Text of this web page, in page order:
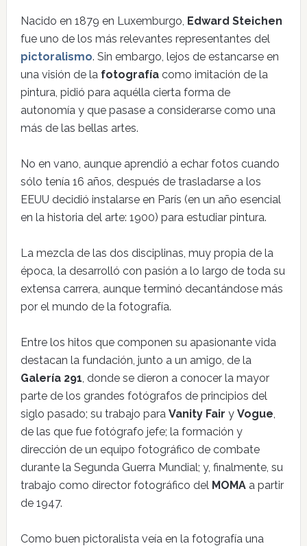
Nacido en 1879 en Luxemburgo, Edward Steichen
fue uno de los más relevantes representantes del
pictoralismo. Sin embargo, lejos de estancarse en
una visión de la fotografíacomo imitación de la
pintura, pidió para aquélla cierta forma de
autonomía y que pasase a considerarse como una
más de las bellas artes.
No en vano, aunque aprendió a echar fotos cuando
sólo tenía 16 años, después de trasladarse a los
EEUU decidió instalarse en París (en un año esencial
en la historia del arte: 1900) para estudiar pintura.
La mezcla de las dos disciplinas, muy propia de la
época, la desarrolló con pasión a lo largo de toda su
extensa carrera, aunque terminó decantándose más
por el mundo de la fotografía.
Entre los hitos que componen su apasionante vida
destacan la fundación, junto a un amigo, de la
Galería 291, donde se dieron a conocer la mayor
parte de los grandes fotógrafos de principios del
siglo pasado; su trabajo para Vanity Fair y Vogue,
de las que fue fotógrafo jefe; la formación y
dirección de un equipo fotográfico de combate
durante la Segunda Guerra Mundial; y, finalmente, su
trabajo como director fotográfico del MOMAa partir
de 1947.
Como buen pictoralista veía en la fotografía una